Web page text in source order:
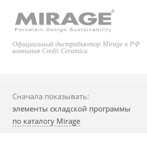
Официальный дистрибьютор Mirage в РФ
компания Credit Ceramica
Сначала показывать:
элементы складской программы
по каталогу Mirage